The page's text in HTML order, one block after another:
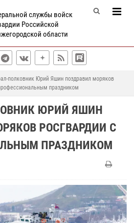
службы войск
Российской
области
полковник Юрий Яшин поздравил моряков
праздником
ЮРИЙ ЯШИН
РОСГВАРДИИ С
ПРАЗДНИКОМ